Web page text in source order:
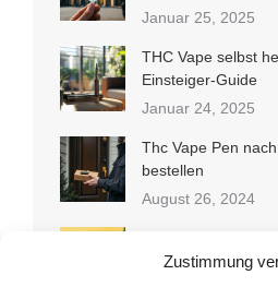
Zustimmung
Januar 25, 2025
THC Vape selbst
Einsteiger-Guide
Januar 24, 2025
Thc Vape Pen
bestellen
August 26, 2024
Schritt Anleitung